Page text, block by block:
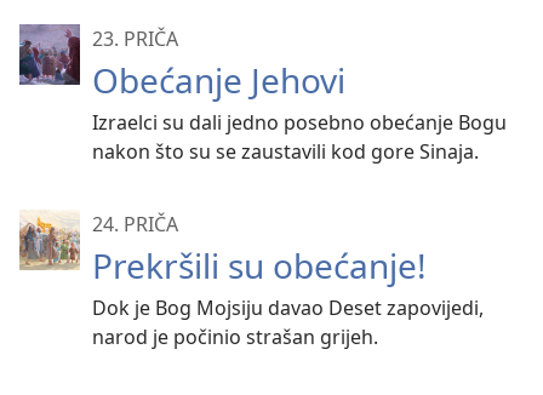
23. PRIČA
Obećanje Jehovi
Izraelci su dali jedno posebno obećanje Bogu
nakon što su se zaustavili kod gore Sinaja.
24. PRIČA
Prekršili su obećanje!
Dok je Bog Mojsiju davao Deset zapovijedi,
narod je počinio strašan grijeh.